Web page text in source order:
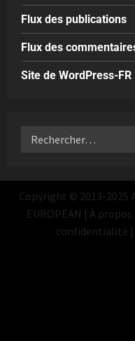
Flux des publications
Flux des
Site de WordPress-FR
Copyright © 2013-2025
EUROPEAN | À
confidentialité |